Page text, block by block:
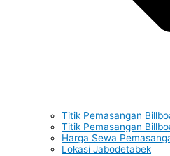
Titik Pemasangan
Titik Pemasangan
Harga Sewa
Lokasi Jabodetabek